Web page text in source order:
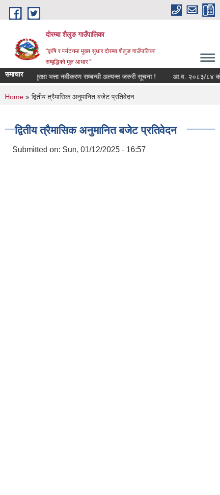
Skip to main content
दोरम्बा शैलुङ गाउँपालिका
"कृषि र पर्यटनमा मुख्य सुधार दोरम्बा शैलुङ गाउँपालिका
सम्बृद्धिको मूल आधार "
समाचार
सामाजिक सुरक्षा भत्ता नवीकरण सम्बन्धी अत्यन्त जरुरी सूचना ! आ.व. २०८३/८४ को
You are here
Home » द्वितीय त्रैमासिक अनुमानित बजेट प्रतिवेदन
द्वितीय त्रैमासिक अनुमानित बजेट प्रतिवेदन
Submitted on: Sun, 01/12/2025 - 16:57